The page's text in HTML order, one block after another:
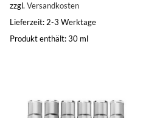
zzgl. Versandkosten
Lieferzeit: 2-3 Werktage
Produkt enthält: 30 ml